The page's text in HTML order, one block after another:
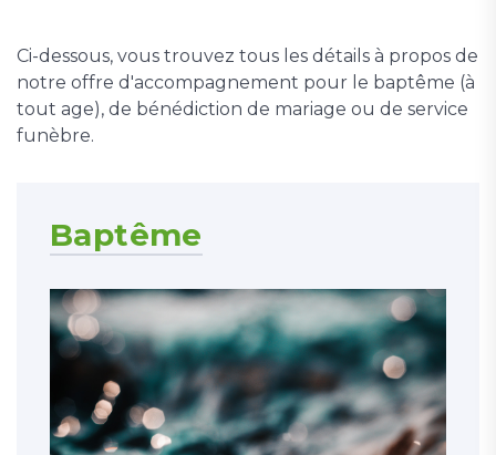
Ci-dessous, vous trouvez tous les détails à propos de
notre offre d'accompagnement pour le baptême (à
tout age), de bénédiction de mariage ou de service
funèbre.
Baptême